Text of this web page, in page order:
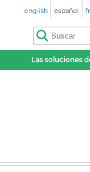
english español
Las soluciones